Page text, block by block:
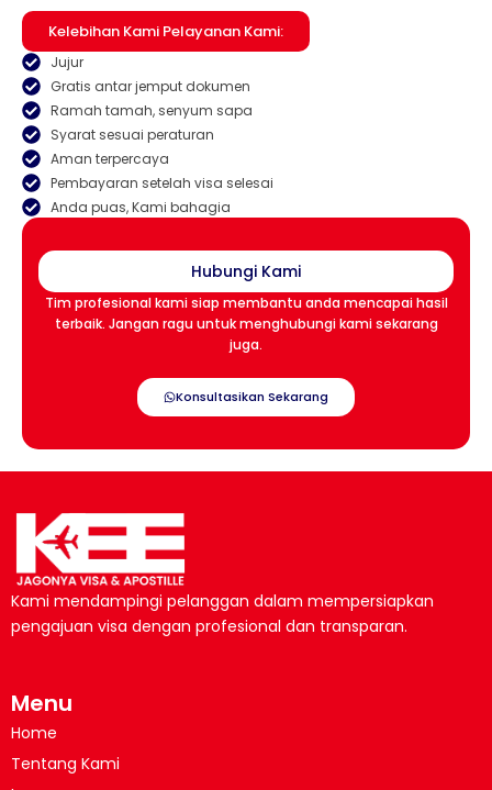
Kelebihan Kami Pelayanan Kami:
Jujur
Gratis antar jemput dokumen
Ramah tamah, senyum sapa
Syarat sesuai peraturan
Aman terpercaya
Pembayaran setelah visa selesai
Anda puas, Kami bahagia
Hubungi Kami
Tim profesional kami siap membantu anda mencapai hasil
terbaik. Jangan ragu untuk menghubungi kami sekarang
juga.
Konsultasikan Sekarang
Kami mendampingi pelanggan dalam mempersiapkan
pengajuan visa dengan profesional dan transparan.
Menu
Home
Tentang Kami